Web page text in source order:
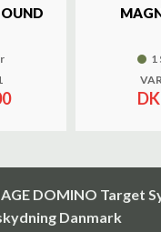
1
DOMINO Target
Danmark